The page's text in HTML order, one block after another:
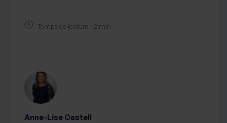
Temps de lecture : 2 min
Anne-Lise Castell